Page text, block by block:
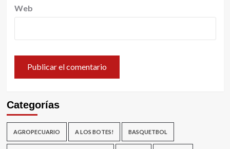
Web
Categorías
AGROPECUARIO A LOS BOTES! BASQUETBOL